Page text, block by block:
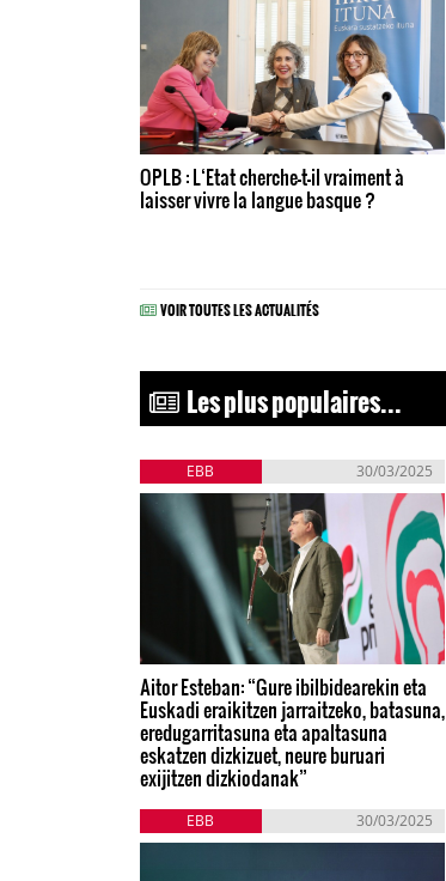
OPLB : L‘Etat cherche-t-il vraiment à
laisser vivre la langue basque ?
VOIR TOUTES LES ACTUALITÉS
Les plus populaires...
EBB 30/03/2025
Aitor Esteban: “Gure ibilbidearekin eta
Euskadi eraikitzen jarraitzeko, batasuna,
eredugarritasuna eta apaltasuna
eskatzen dizkizuet, neure buruari
exijitzen dizkiodanak”
EBB 30/03/2025